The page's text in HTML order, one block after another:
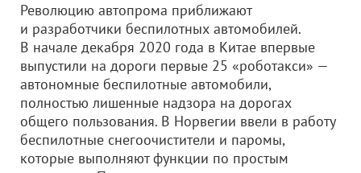
Революцию автопрома приближают
и разработчики беспилотных автомобилей.
В начале декабря 2020 года в Китае впервые
выпустили на дороги первые 25 «роботакси» —
автономные беспилотные автомобили,
полностью лишенные надзора на дорогах
общего пользования. В Норвегии ввели в работу
беспилотные снегоочистители и паромы,
которые выполняют функции по простым